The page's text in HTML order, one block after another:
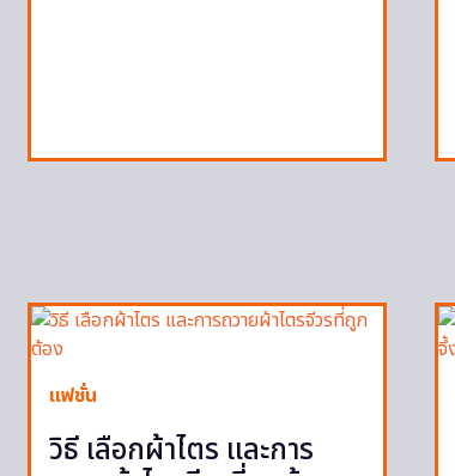
แฟชั่น
วิธี เลือกผ้าไตร และการ